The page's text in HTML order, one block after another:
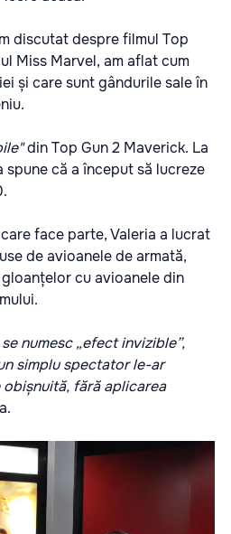
discutat despre filmul Top
Miss Marvel, am aflat cum
și care sunt gândurile sale în
din Top Gun 2 Maverick. La
spune că a început să lucreze
face parte, Valeria a lucrat
de avioanele de armată,
cu avioanele din
numesc „efect invizible”,
simplu spectator le-ar
fără aplicarea